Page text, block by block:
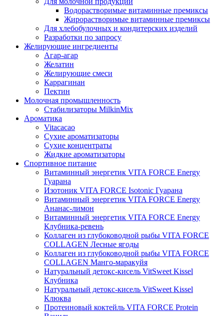
Водорастворимые витаминные премиксы
Жирорастворимые витаминные премиксы
Для хлебобулочных и кондитерских изделий
Разработки по запросу
Желирующие ингредиенты
Агар-агар
Желатин
Желирующие смеси
Каррагинан
Пектин
Молочная промышленность
Стабилизаторы MilkinMix
Ароматика
Vitacacao
Сухие ароматизаторы
Сухие концентраты
Жидкие ароматизаторы
Спортивное питание
Витаминный энергетик VITA FORCE Energy
Гуарана
Изотоник VITA FORCE Isotonic Гуарана
Витаминный энергетик VITA FORCE Energy
Ананас-лимон
Витаминный энергетик VITA FORCE Energy
Клубника-ревень
Коллаген из глубоководной рыбы VITA FORCE
COLLAGEN Лесные ягоды
Коллаген из глубоководной рыбы VITA FORCE
COLLAGEN Манго-маракуйя
Натуральный детокс-кисель VitSweet Kissel
Клубника
Натуральный детокс-кисель VitSweet Kissel
Клюква
Протеиновый коктейль VITA FORCE Protein